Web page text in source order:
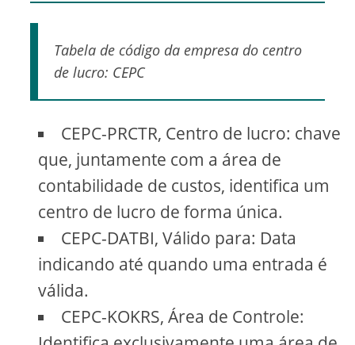
Tabela de código da empresa do centro
de lucro: CEPC
CEPC-PRCTR, Centro de lucro: chave
que, juntamente com a área de
contabilidade de custos, identifica um
centro de lucro de forma única.
CEPC-DATBI, Válido para: Data
indicando até quando uma entrada é
válida.
CEPC-KOKRS, Área de Controle: